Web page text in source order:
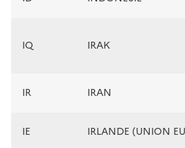
IQ IRAK
IR IRAN
IE IRLANDE (UNION